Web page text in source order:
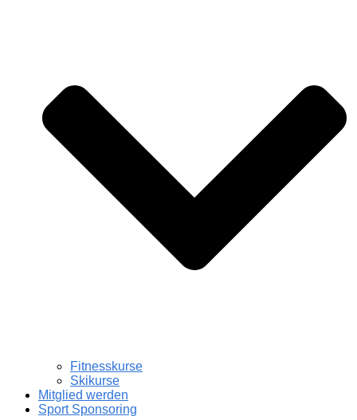
Fitnesskurse
Skikurse
Mitglied werden
Sport Sponsoring